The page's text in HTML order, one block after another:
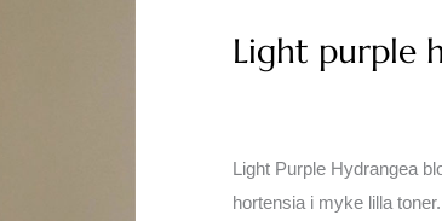
Light purple
Light Purple Hydrangea
hortensia i myke lilla